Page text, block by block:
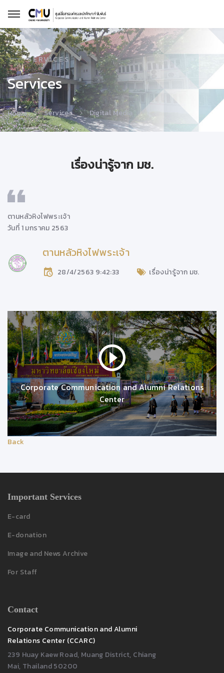
SERVICES
Services
Home Services Digital Media
เรื่องน่ารู้จาก มช.
ตานหลัวหิงไฟพระเจ้า
วันที่ 1 มกราคม 2563
ตานหลัวหิงไฟพระเจ้า
28/4/2563 9:42:33 เรื่องน่ารู้จาก มช.
Corporate Communication and Alumni Relations
Center
Back
Important Services
E-card
E-donation
Image and News Archive
For Staff
Contact
Corporate Communication and Alumni
Relations Center (CCARC)
239 Huay Kaew Road, Muang District, Chiang
Mai, Thailand 50200